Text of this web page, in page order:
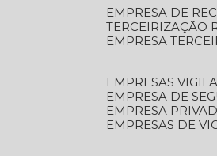
EMPRESA DE
TERCEIRIZAÇÃO
EMPRESA
EMPRESAS
EMPRESA DE
EMPRESA
EMPRESAS DE